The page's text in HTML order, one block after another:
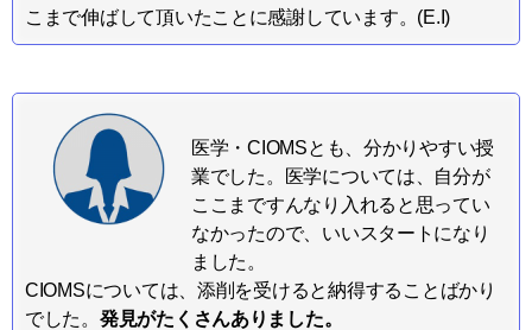
こまで伸ばして頂いたことに感謝しています。(E.I)
医学・CIOMSとも、分かりやすい授
業でした。医学については、自分が
ここまですんなり入れると思ってい
なかったので、いいスタートになり
ました。
CIOMSについては、添削を受けると納得することばかり
でした。 発見がたくさんありました。